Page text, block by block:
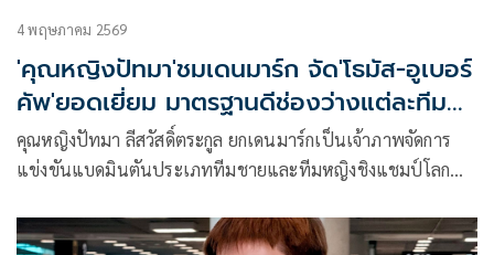
4 พฤษภาคม 2569
'คุณหญิงปัทมา'ชมเดนมาร์ก จัด'โธมัส-อูเบอร์
คัพ'ยอดเยี่ยม มาตรฐานดีช่องว่างแต่ละทีม
น้อยลง
คุณหญิงปัทมา ลีสวัสดิ์ตระกูล ยกเดนมาร์กเป็นเจ้าภาพจัดการ
แข่งขันแบดมินตันประเภททีมชายและทีมหญิงชิงแชมป์โลก
มาตรฐานสูงสุด และประชาชนชาวเดนมาร์กได้แสดงออกถึง